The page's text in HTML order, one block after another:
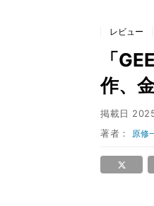
レビュー
「
作、
掲載日
著者： 原修